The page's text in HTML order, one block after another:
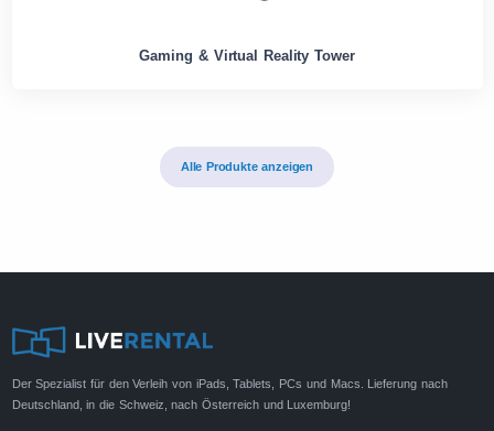
Gaming & Virtual Reality Tower
Alle Produkte anzeigen
Der Spezialist für den Verleih von iPads, Tablets, PCs und Macs. Lieferung nach
Deutschland, in die Schweiz, nach Österreich und Luxemburg!